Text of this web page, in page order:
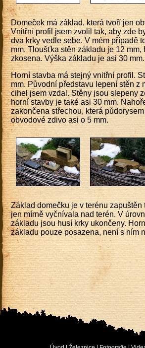
Domeček má základ, která tvoří jen
Vnitřní profil jsem zvolil tak, aby zde
dva krky vedle sebe. V mém případě
mm. Tloušťka stěn základu je 12 mm,
zkosena. Výška základu je asi 30 mm.
Horní stavba má stejný vnitřní profil.
mm. Původní představu lepení stěn z
cihel jsem vzdal. Stěny jsou slepeny
horní stavby je také asi 30 mm.
zakončena střechou, která
obvodové zdivo asi o 5 mm.
Základ domečku je v terénu zapuštěn
jen mírně vyčnívala nad terén. V
základu jsou husí krky ukončeny.
základu pouze posazena, není s ním